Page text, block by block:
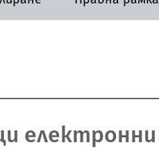
електронни